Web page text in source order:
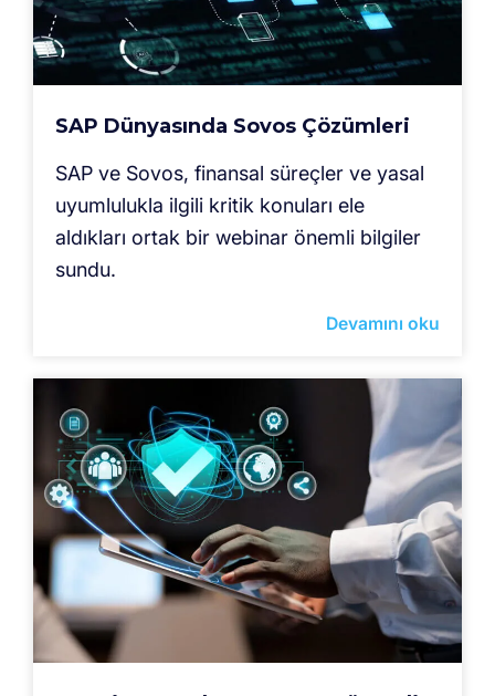
SAP Dünyasında Sovos Çözümleri
SAP ve Sovos, finansal süreçler ve yasal
uyumlulukla ilgili kritik konuları ele
aldıkları ortak bir webinar önemli bilgiler
sundu.
Devamını oku